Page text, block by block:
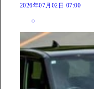
2026年07月02日 07:00